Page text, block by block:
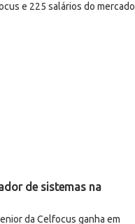
e 225 salários do mercado
de sistemas na
da Celfocus ganha em